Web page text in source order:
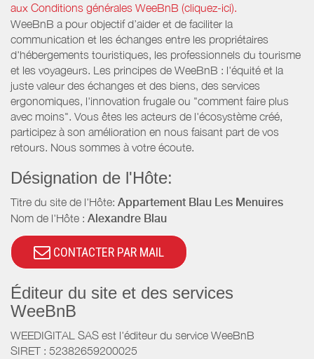
aux Conditions générales WeeBnB (cliquez-ici).
WeeBnB a pour objectif d’aider et de faciliter la
communication et les échanges entre les propriétaires
d'hébergements touristiques, les professionnels du tourisme
et les voyageurs. Les principes de WeeBnB : l'équité et la
juste valeur des échanges et des biens, des services
ergonomiques, l'innovation frugale ou "comment faire plus
avec moins". Vous êtes les acteurs de l'écosystème créé,
participez à son amélioration en nous faisant part de vos
retours. Nous sommes à votre écoute.
Désignation de l'Hôte:
Titre du site de l'Hôte: Appartement Blau Les Menuires
Nom de l'Hôte : Alexandre Blau
CONTACTER PAR MAIL
Éditeur du site et des services
WeeBnB
WEEDIGITAL SAS est l'éditeur du service WeeBnB
SIRET : 52382659200025